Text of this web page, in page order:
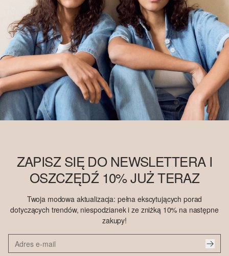
ZAPISZ SIĘ DO NEWSLETTERA I
OSZCZĘDŹ 10% JUŻ TERAZ
Twoja modowa aktualizacja: pełna ekscytujących porad
dotyczących trendów, niespodzianek i ze zniżką 10% na następne
zakupy!